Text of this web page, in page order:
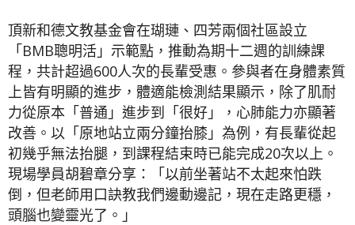
頂新和德文教基金會在瑚璉、四芳兩個社區設立
「BMB聰明活」示範點，推動為期十二週的訓練課
程，共計超過600人次的長輩受惠。參與者在身體素質
上皆有明顯的進步，體適能檢測結果顯示，除了肌耐
力從原本「普通」進步到「很好」，心肺能力亦顯著
改善。以「原地站立兩分鐘抬膝」為例，有長輩從起
初幾乎無法抬腿，到課程結束時已能完成20次以上。
現場學員胡碧章分享：「以前坐著站不太起來怕跌
倒，但老師用口訣教我們邊動邊記，現在走路更穩，
頭腦也變靈光了。」